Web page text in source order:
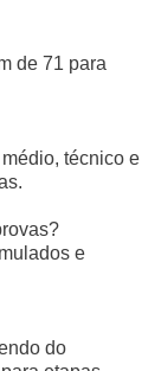
de 71 para
técnico e
e
do